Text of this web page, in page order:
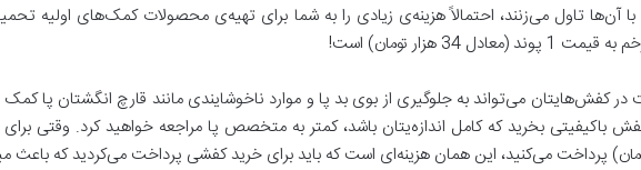
آن‌ها تاول می‌زنند، احتمالاً هزینه‌ی زیادی را به شما برای تهیه‌ی محصولات کمک‌های اولیه
34 هزار تومان) است!
کفش‌هایتان می‌تواند به جلوگیری از بوی بد پا و موارد ناخوشایندی مانند قارچ انگشتان پا
پرداخت می‌کنید، این همان هزینه‌ای است که باید برای خرید کفشی پرداخت می‌کردید که باعث